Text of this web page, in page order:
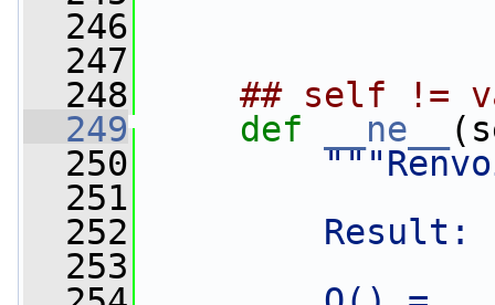
  246
  247
  248
## self !=
  249
def __ne__
  250
  251
  252
Result:
  253